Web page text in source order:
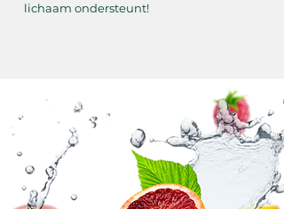
lichaam ondersteunt!